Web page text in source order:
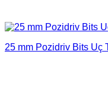
25 mm Pozidriv Bits Uç